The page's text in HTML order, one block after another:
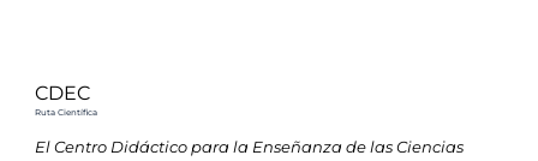
CDEC
Ruta Científica
El Centro Didáctico para la Enseñanza de las Ciencias